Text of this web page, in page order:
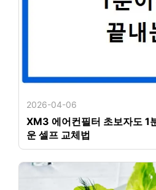
2026-04-06
XM3 에어컨필터 초보자도 1
운 셀프 교체법